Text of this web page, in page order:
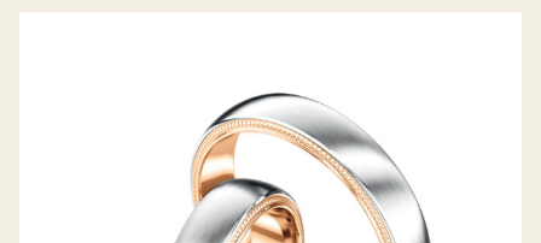
MEISTER TRAURINGE PHANTASTICS